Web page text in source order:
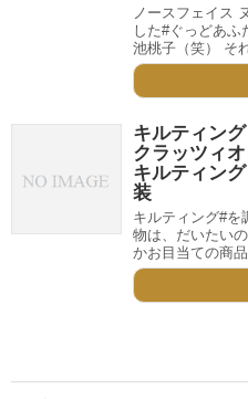
ノースフェイス
した#ぐっどあ
池桃子（笑） そ
キルティン
クラッツィ
キルティン
装
キルティング#を
物は、だいたい
かお目当ての商